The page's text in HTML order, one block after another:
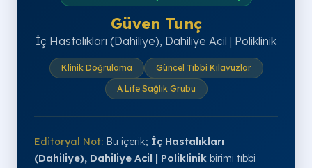
Güven Tunç
İç Hastalıkları (Dahiliye), Dahiliye Acil | Poliklinik
Klinik Doğrulama
Güncel Tıbbi Kılavuzlar
A Life Sağlık Grubu
Editoryal Not: Bu içerik; İç Hastalıkları
(Dahiliye), Dahiliye Acil | Poliklinik birimi tıbbi